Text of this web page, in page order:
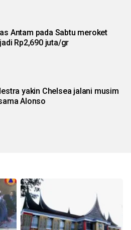
Antam pada Sabtu meroket
Rp2,690 juta/gr
yakin Chelsea jalani musim
Alonso